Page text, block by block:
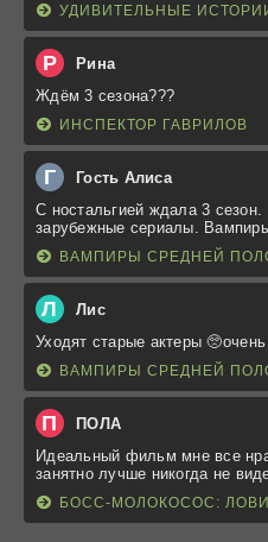
УДИВИТЕЛЬНЫЕ
Р Рина
Ждём 3 сезона???
ИНСПЕКТОР ГАВРИЛОВ
Г Гость Алиса
С ностальгией ждала 3
зарубежные сериалы.
ВАМПИРЫ СРЕДНЕЙ
Л Лис
Уходят старые актеры
ВАМПИРЫ СРЕДНЕЙ
П ПОЛА
Идеальный фильм мне все
занятно лучше никогда не
БОСС-МОЛОКОСОС: